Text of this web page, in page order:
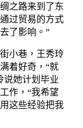
之路来到了东
过贸易的方式
了影响。”
小巷，王秀玲
着好奇，“就
说她计划毕业
作，“我希望
这些经验把我